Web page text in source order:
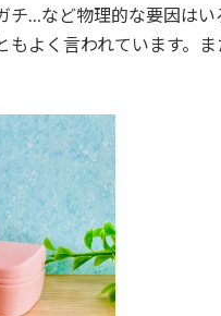
チ…など物理的な要因はい
よく言われています。